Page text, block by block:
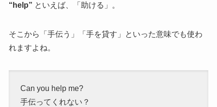
“help” といえば、「助ける」。
そこから「手伝う」「手を貸す」といった意味でも使わ
れますよね。
Can you help me?
手伝ってくれない？